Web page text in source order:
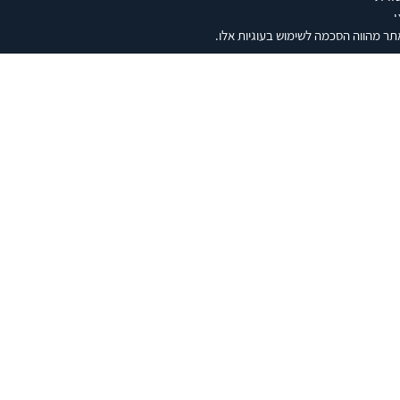
מהווה הסכמה לשימוש בעוגיות אלו.
לעיתונות